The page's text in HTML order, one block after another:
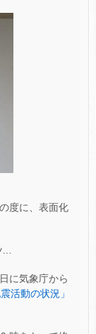
度に、表面化
…
に気象庁から
活動の状況」